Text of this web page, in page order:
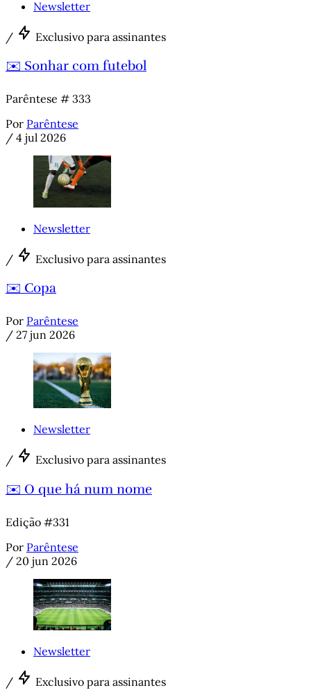
Newsletter
/ Exclusivo para assinantes
✉️ Sonhar com futebol
Parêntese # 333
Por Parêntese
/ 4 jul 2026
Newsletter
/ Exclusivo para assinantes
✉️ Copa
Por Parêntese
/ 27 jun 2026
Newsletter
/ Exclusivo para assinantes
✉️ O que há num nome
Edição #331
Por Parêntese
/ 20 jun 2026
Newsletter
/ Exclusivo para assinantes